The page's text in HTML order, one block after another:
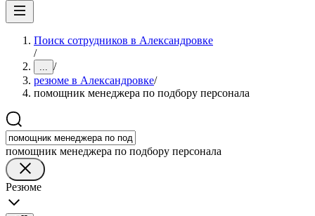
Поиск сотрудников в Александровке
/
... /
резюме в Александровке/
помощник менеджера по подбору персонала
помощник менеджера по подбору персонала
Резюме